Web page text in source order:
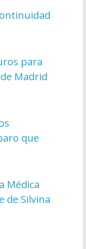
para
Madrid
que
Médica
de Silvina